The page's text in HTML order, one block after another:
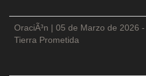
OraciÃ³n | 05 de Marzo de 2026 -
Tierra Prometida